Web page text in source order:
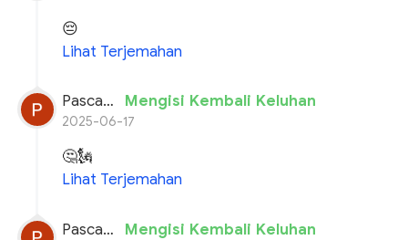
😔
Lihat Terjemahan
Pascal planchon Mengisi Kembali Keluhan
2025-06-17
🤔🗽
Lihat Terjemahan
Pascal planchon Mengisi Kembali Keluhan